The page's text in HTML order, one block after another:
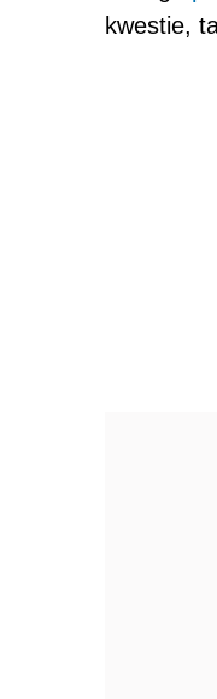
kwestie,